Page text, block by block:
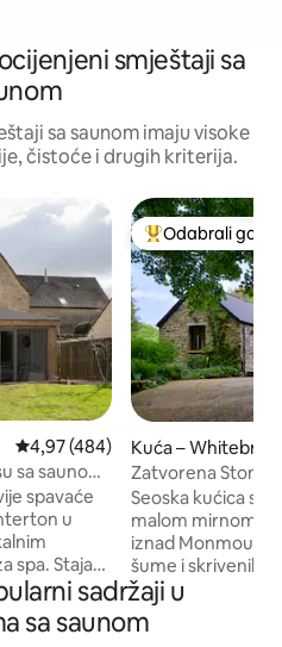
smještaji sa
sa saunom imaju visoke
čistoće i drugih kriterija.
oznakom „Odabrali gosti”
Prosječna ocjena: 4,97/5,
4,97 (484)
sa saunom i
spavaće
u
spa. Staja
s vlastitim
veliki
Među najviše
Odabrali gosti
Kuća –
Zatvorena Stone
(Five Springs)
Seoska kućica s
malom mirnom
iznad Monmoutha. Smješten u 6
šume i skrivenih
soba s udobnim
i krevetom za
opuštanje s
sadržaji u
sa saunom